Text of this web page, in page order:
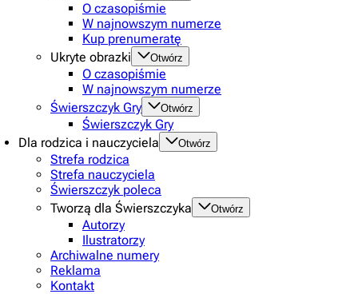
O czasopiśmie
W najnowszym numerze
Kup prenumeratę
Ukryte obrazki
Otwórz
O czasopiśmie
W najnowszym numerze
Świerszczyk Gry
Otwórz
Świerszczyk Gry
Dla rodzica i nauczyciela
Otwórz
Strefa rodzica
Strefa nauczyciela
Świerszczyk poleca
Tworzą dla Świerszczyka
Otwórz
Autorzy
Ilustratorzy
Archiwalne numery
Reklama
Kontakt